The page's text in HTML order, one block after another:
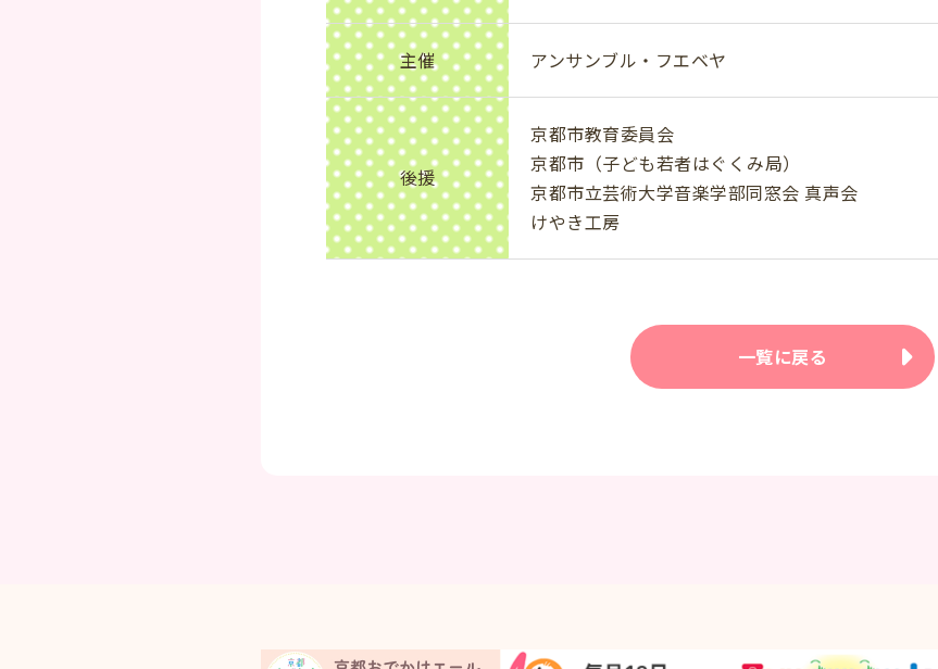
主催 アンサンブル・フエベヤ
後援
京都市教育委員会
京都市（子ども若者はぐくみ局）
京都市立芸術大学音楽学部同窓会 真声会
けやき工房
一覧に戻る